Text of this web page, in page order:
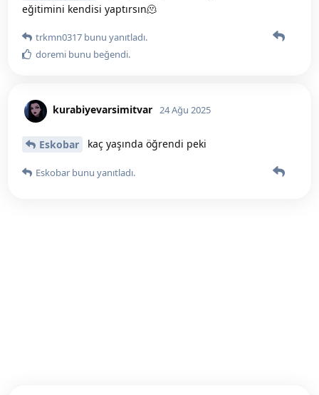
eğitimini kendisi yaptırsın🫠
trkmn0317 bunu yanıtladı.
doremi bunu beğendi.
kurabiyevarsimitvar 24 Ağu 2025
Eskobar kaç yaşında öğrendi peki
Eskobar bunu yanıtladı.